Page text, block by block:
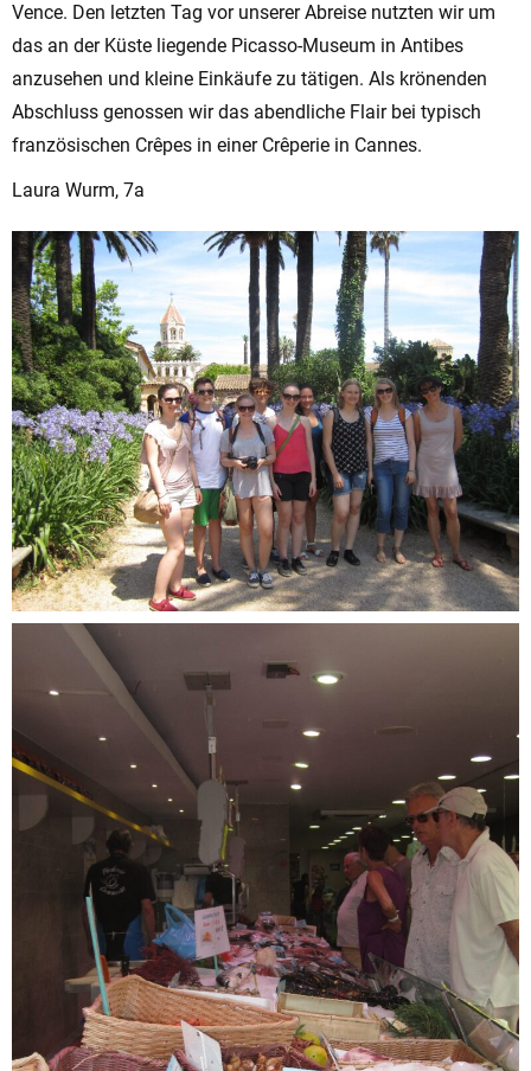
Vence. Den letzten Tag vor unserer Abreise nutzten wir um
das an der Küste liegende Picasso-Museum in Antibes
anzusehen und kleine Einkäufe zu tätigen. Als krönenden
Abschluss genossen wir das abendliche Flair bei typisch
französischen Crêpes in einer Crêperie in Cannes.
Laura Wurm, 7a